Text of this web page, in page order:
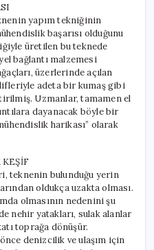
yapım tekniğinin
başarısı olduğunu
üretilen bu teknede
bağlantı malzemesi
üzerlerinde açılan
adeta bir kumaş gibi
Uzmanlar, tamamen el
dayanacak böyle bir
harikası” olarak
teknenin bulunduğu yerin
oldukça uzakta olması.
olmasının nedenini şu
nehir yatakları, sulak alanlar
toprağa dönüşür.
denizcilik ve ulaşım için